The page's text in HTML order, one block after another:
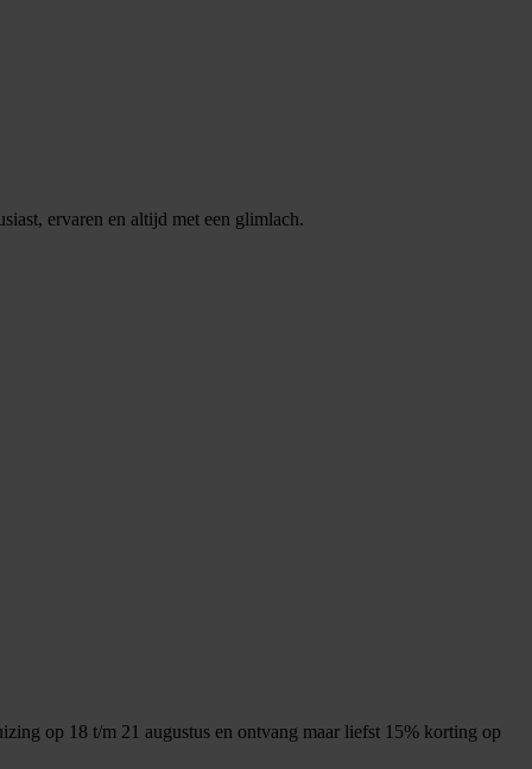
ervaren en altijd met een glimlach.
op 18 t/m 21 augustus en ontvang maar liefst 15% korting op